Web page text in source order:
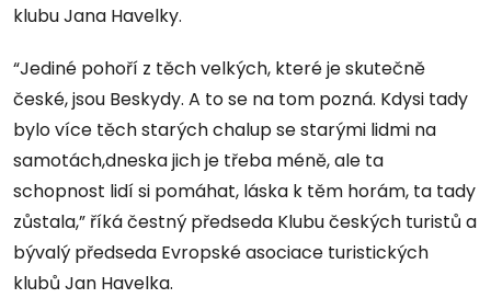
klubu Jana Havelky.
“Jediné pohoří z těch velkých, které je skutečně
české, jsou Beskydy. A to se na tom pozná. Kdysi tady
bylo více těch starých chalup se starými lidmi na
samotách,dneska jich je třeba méně, ale ta
schopnost lidí si pomáhat, láska k těm horám, ta tady
zůstala,” říká čestný předseda Klubu českých turistů a
bývalý předseda Evropské asociace turistických
klubů Jan Havelka.